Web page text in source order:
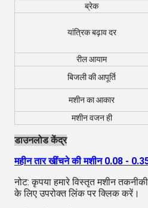
ब्रेक
यांत्रिक बढ़ाव दर
रील आयाम
बिजली की आपूर्ति
मशीन का आकार
मशीन वजन ही
डाउनलोड केंद्र
महीन तार खींचने की मशीन 0.08 -
नोट: कृपया हमारे विस्तृत मशीन
के लिए उपरोक्त लिंक पर क्लिक करें।